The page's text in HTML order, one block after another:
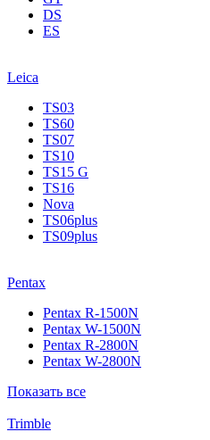
DS
ES
Leica
TS03
TS60
TS07
TS10
TS15 G
TS16
Nova
TS06plus
TS09plus
Pentax
Pentax R-1500N
Pentax W-1500N
Pentax R-2800N
Pentax W-2800N
Показать все
Trimble